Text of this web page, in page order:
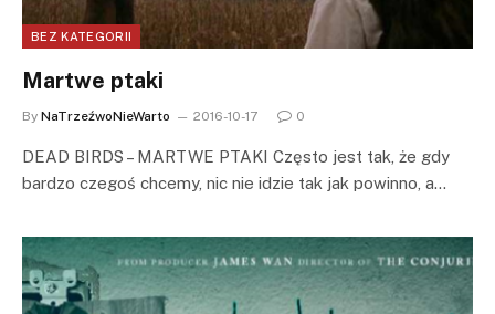
BEZ KATEGORII
Martwe ptaki
By NaTrzeźwoNieWarto 2016-10-17 0
DEAD BIRDS – MARTWE PTAKI Często jest tak, że gdy
bardzo czegoś chcemy, nic nie idzie tak jak powinno, a…